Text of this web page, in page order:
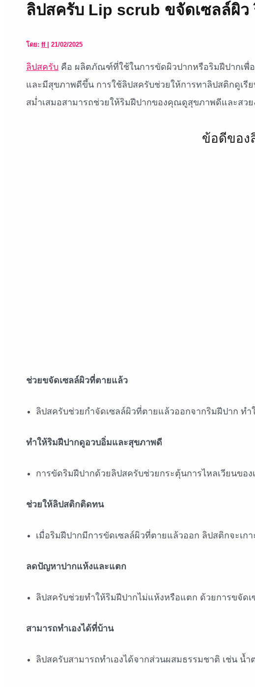
ลิปสครับ Lip scrub ขจัดเซลล์ผิ
โดย: ff 21/02/2025
ลิปสครับ คือ ผลิตภัณฑ์ที่ใช้ในการขัดผิวปากหรือริมฝีปากเพื่
และมีสุขภาพดีขึ้น การใช้ลิปสครับช่วยให้การทาลิปสติกดูเรี
สม่ำเสมอสามารถช่วยให้ริมฝีปากของคุณดูสุขภาพดีและสวย
ข้อดีของ
ช่วยขจัดเซลล์ผิวที่ตายแล้ว
ลิปสครับช่วยกำจัดเซลล์ผิวที่ตายแล้วออกจากริมฝีปาก ทำ
ทำให้ริมฝีปากดูอวบอิ่มและสุขภาพดี
การขัดริมฝีปากด้วยลิปสครับช่วยกระตุ้นการไหลเวียนขอ
ช่วยให้ลิปสติกติดทน
เมื่อริมฝีปากมีการขัดเซลล์ผิวที่ตายแล้วออก ลิปสติกจะเ
ลดปัญหาปากแห้งและแตก
ลิปสครับช่วยทำให้ริมฝีปากไม่แห้งหรือแตก ด้วยการขจั
สามารถทำเองได้ที่บ้าน
ลิปสครับสามารถทำเองได้จากส่วนผสมธรรมชาติ เช่น น้